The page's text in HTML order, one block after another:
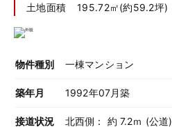
土地面積
195.72㎡(約59.2坪)
物件種別 一棟マンション
築年月 1992年07月築
接道状況 北西側： 約 7.2ｍ (公道)